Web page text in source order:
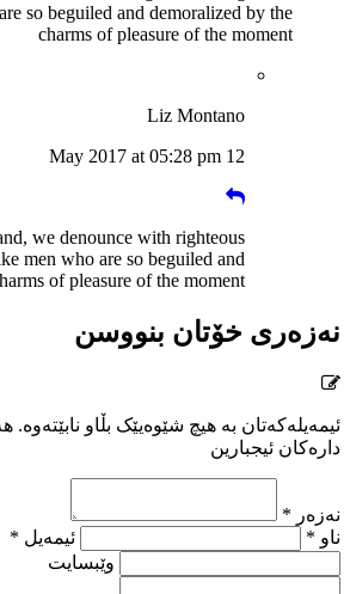
so beguiled and demoralized by the
charms of pleasure of the moment
Liz Montano
12 May 2017 at 05:28 pm
we denounce with righteous
men who are so beguiled and
of pleasure of the moment
نەزەری خۆتان بنووسن
ئیمەیلەکەتان بە هیچ شێوەیێک بڵاو نابێتەوە.
دارەکان ئیجبارین
نەزەر *
ناو *
ئیمەیل *
وێبسایت